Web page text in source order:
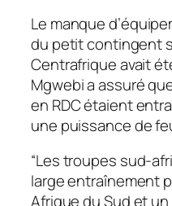
Le manque
du petit contingent
Centrafrique avait
Mgwebi a assuré
en RDC étaient
une puissance de
“Les troupes sud-
large entraînement
Afrique du Sud et